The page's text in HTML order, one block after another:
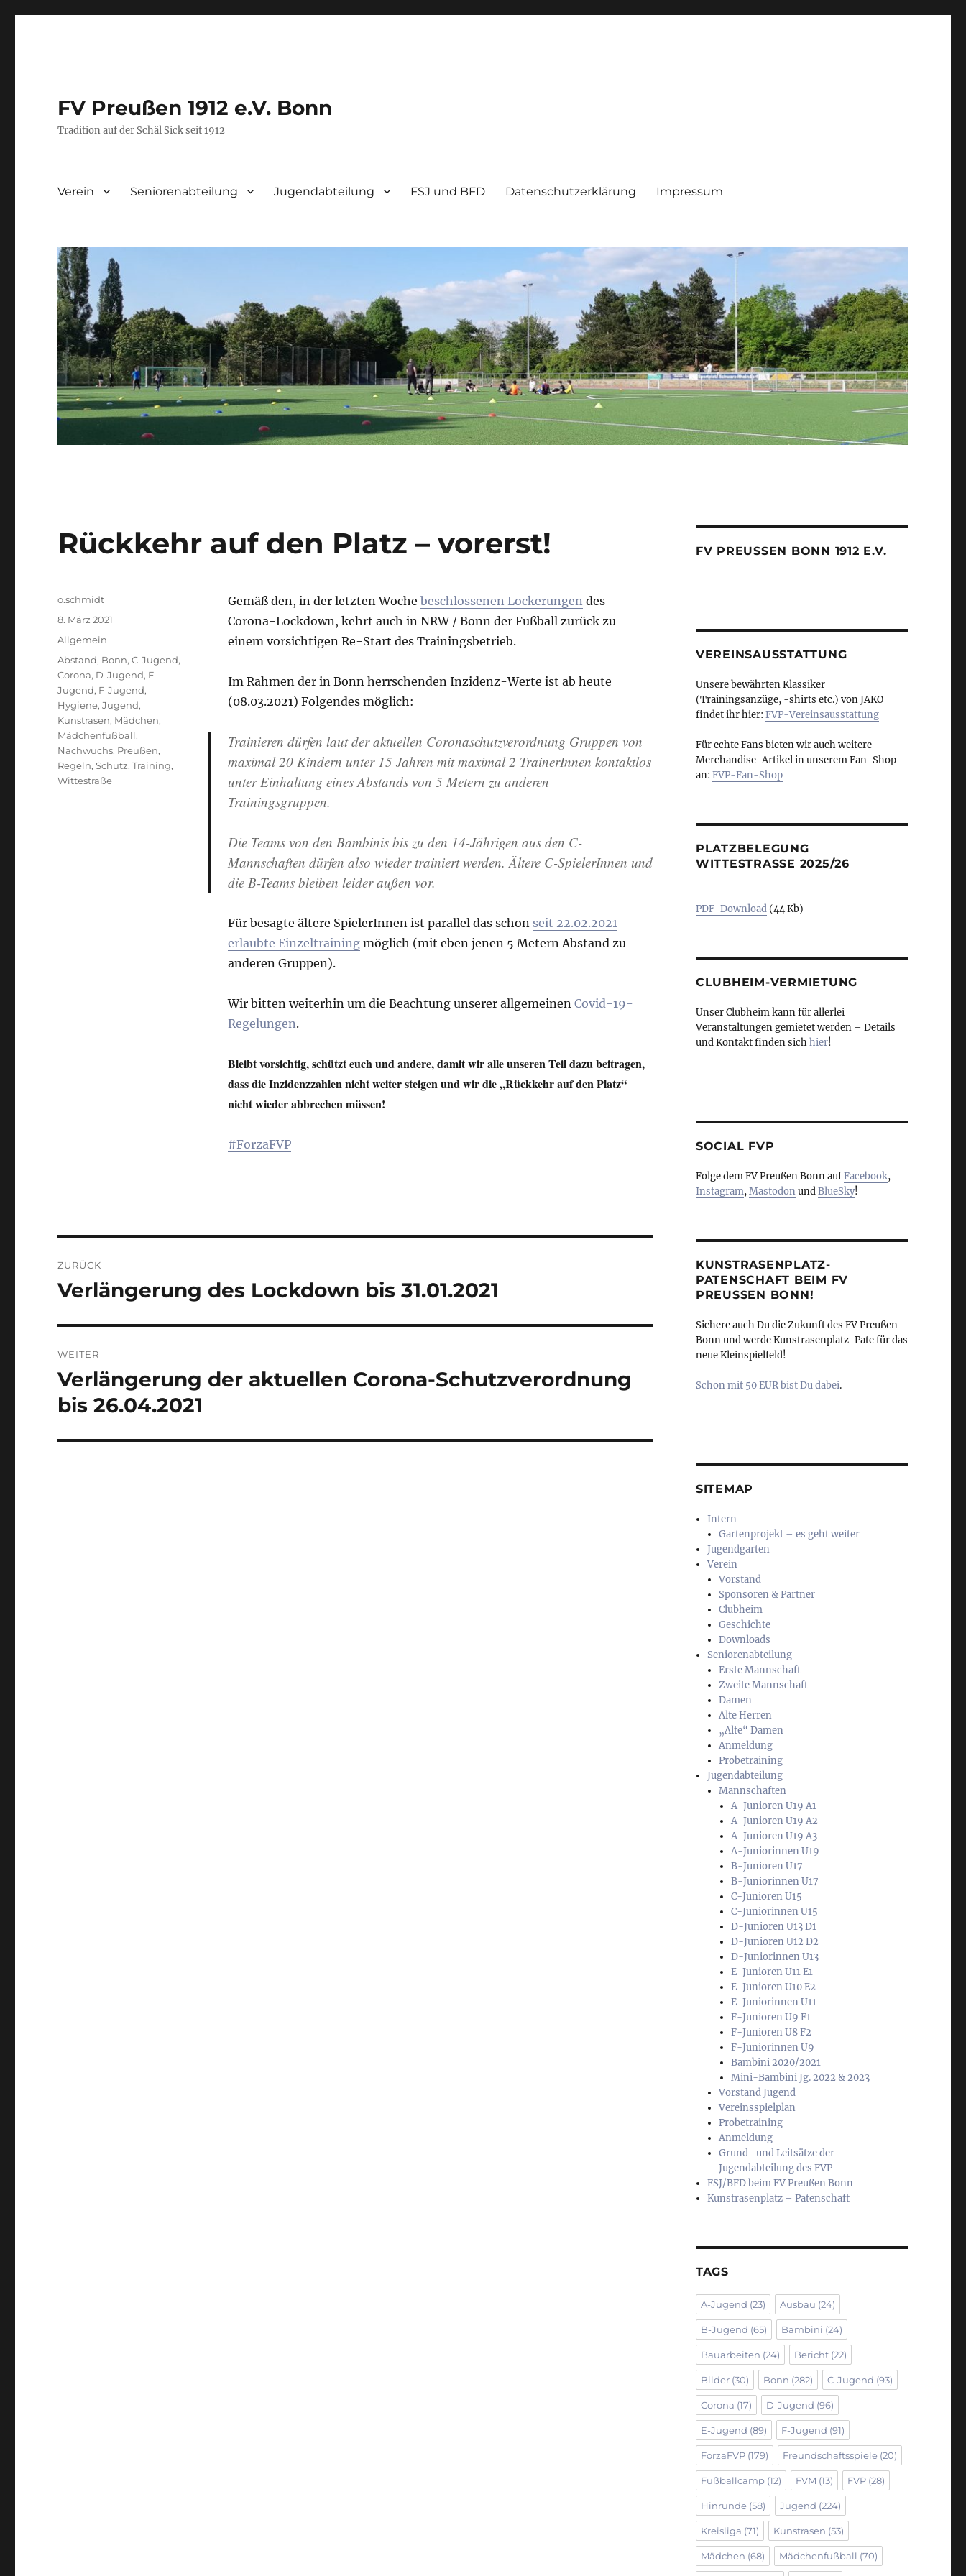
FV Preußen 1912 e.V. Bonn
Tradition auf der Schäl Sick seit 1912
Verein Seniorenabteilung Jugendabteilung FSJ und BFD Datenschutzerklärung Impressum
Rückkehr auf den Platz – vorerst!
Gemäß den, in der letzten Woche beschlossenen Lockerungen des
Corona-Lockdown, kehrt auch in NRW / Bonn der Fußball zurück zu
einem vorsichtigen Re-Start des Trainingsbetrieb.
Im Rahmen der in Bonn herrschenden Inzidenz-Werte ist ab heute
(08.03.2021) Folgendes möglich:
Trainieren dürfen laut der aktuellen Coronaschutzverordnung Gruppen von
maximal 20 Kindern unter 15 Jahren mit maximal 2 TrainerInnen kontaktlos
unter Einhaltung eines Abstands von 5 Metern zu anderen
Trainingsgruppen.
Die Teams von den Bambinis bis zu den 14-Jährigen aus den C-
Mannschaften dürfen also wieder trainiert werden. Ältere C-SpielerInnen und
die B-Teams bleiben leider außen vor.
Für besagte ältere SpielerInnen ist parallel das schon seit 22.02.2021
erlaubte Einzeltrainingmöglich (mit eben jenen 5 Metern Abstand zu
anderen Gruppen).
Wir bitten weiterhin um die Beachtung unserer allgemeinen Covid-19-
Regelungen.
Bleibt vorsichtig, schützt euch und andere, damit wir alle unseren Teil dazu beitragen,
dass die Inzidenzzahlen nicht weiter steigen und wir die „Rückkehr auf den Platz“
nicht wieder abbrechen müssen!
#ForzaFVP
Autor
o.schmidt
Veröffentlicht
am
8. März 2021
Kategorien
Allgemein
Schlagwörter
Abstand, Bonn,C-Jugend,
Corona, D-Jugend, E-
Jugend, F-Jugend,
Hygiene,Jugend,
Kunstrasen, Mädchen,
Mädchenfußball,
Nachwuchs, Preußen,
Regeln,Schutz,Training,
Wittestraße
ZURÜCK
Vorheriger
Verlängerung des Lockdown bis 31.01.2021
WEITER
Nächster
Beitrag:
Verlängerung der aktuellen Corona-Schutzverordnung
bis 26.04.2021
FV PREUSSEN BONN 1912 E.V.
VEREINSAUSSTATTUNG
Unsere bewährten Klassiker
(Trainingsanzüge, -shirts etc.) von JAKO
findet ihr hier: FVP-Vereinsausstattung
Für echte Fans bieten wir auch weitere
Merchandise-Artikel in unserem Fan-Shop
an: FVP-Fan-Shop
PLATZBELEGUNG
WITTESTRASSE 2025/26
PDF-Download(44 Kb)
CLUBHEIM-VERMIETUNG
Unser Clubheim kann für allerlei
Veranstaltungen gemietet werden – Details
und Kontakt finden sichhier!
SOCIAL FVP
Folge dem FV Preußen Bonn aufFacebook,
Instagram,MastodonundBlueSky!
KUNSTRASENPLATZ-
PATENSCHAFT BEIM FV
PREUSSEN BONN!
Sichere auch Du die Zukunft des FV Preußen
Bonn und werde Kunstrasenplatz-Pate für das
neue Kleinspielfeld!
Schon mit 50 EUR bist Du dabei.
SITEMAP
Intern
Gartenprojekt – es geht weiter
Jugendgarten
Verein
Vorstand
Sponsoren & Partner
Clubheim
Geschichte
Downloads
Seniorenabteilung
Erste Mannschaft
Zweite Mannschaft
Damen
Alte Herren
„Alte“ Damen
Anmeldung
Probetraining
Jugendabteilung
Mannschaften
A-Junioren U19 A1
A-Junioren U19 A2
A-Junioren U19 A3
A-Juniorinnen U19
B-Junioren U17
B-Juniorinnen U17
C-Junioren U15
C-Juniorinnen U15
D-Junioren U13 D1
D-Junioren U12 D2
D-Juniorinnen U13
E-Junioren U11 E1
E-Junioren U10 E2
E-Juniorinnen U11
F-Junioren U9 F1
F-Junioren U8 F2
F-Juniorinnen U9
Bambini 2020/2021
Mini-Bambini Jg. 2022 & 2023
Vorstand Jugend
Vereinsspielplan
Probetraining
Anmeldung
Grund- und Leitsätze der
Jugendabteilung des FVP
FSJ/BFD beim FV Preußen Bonn
Kunstrasenplatz – Patenschaft
TAGS
A-Jugend (23) Ausbau (24)
B-Jugend (65) Bambini (24)
Bauarbeiten (24) Bericht(22)
Bilder(30) Bonn (282) C-Jugend (93)
Corona (17) D-Jugend (96)
E-Jugend (89) F-Jugend (91)
ForzaFVP(179) Freundschaftsspiele(20)
Fußballcamp(12) FVM (13) FVP(28)
Hinrunde(58) Jugend (224)
Kreisliga (71) Kunstrasen (53)
Mädchen (68) Mädchenfußball (70)